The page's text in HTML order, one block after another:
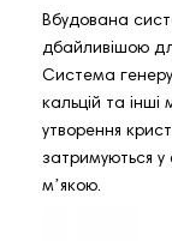
Вбудована
дбайливішою
Система
кальцій та
утворення
затримуються у
мʼякою.